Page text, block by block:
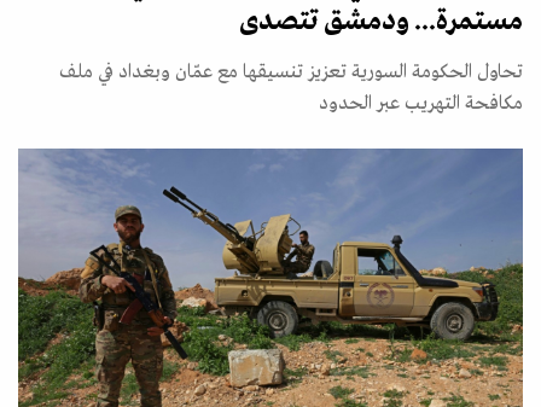
مستمرة... ودمشق تتصدى
تحاول الحكومة السورية تعزيز تنسيقها مع عمّان وبغداد في ملف
مكافحة التهريب عبر الحدود